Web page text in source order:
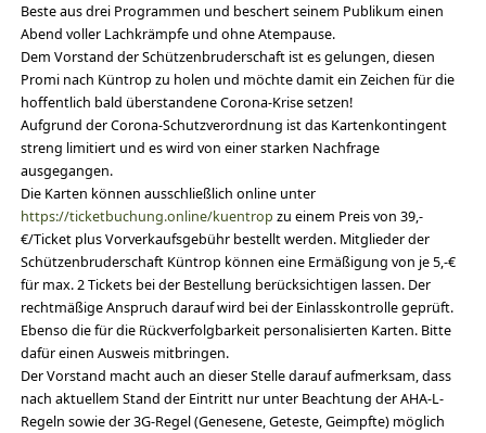
Beste aus drei Programmen und beschert seinem Publikum einen
Abend voller Lachkrämpfe und ohne Atempause.
Dem Vorstand der Schützenbruderschaft ist es gelungen, diesen
Promi nach Küntrop zu holen und möchte damit ein Zeichen für die
hoffentlich bald überstandene Corona-Krise setzen!
Aufgrund der Corona-Schutzverordnung ist das Kartenkontingent
streng limitiert und es wird von einer starken Nachfrage
ausgegangen.
Die Karten können ausschließlich online unter
https://ticketbuchung.online/kuentrop zu einem Preis von 39,-
€/Ticket plus Vorverkaufsgebühr bestellt werden. Mitglieder der
Schützenbruderschaft Küntrop können eine Ermäßigung von je 5,-€
für max. 2 Tickets bei der Bestellung berücksichtigen lassen. Der
rechtmäßige Anspruch darauf wird bei der Einlasskontrolle geprüft.
Ebenso die für die Rückverfolgbarkeit personalisierten Karten. Bitte
dafür einen Ausweis mitbringen.
Der Vorstand macht auch an dieser Stelle darauf aufmerksam, dass
nach aktuellem Stand der Eintritt nur unter Beachtung der AHA-L-
Regeln sowie der 3G-Regel (Genesene, Geteste, Geimpfte) möglich